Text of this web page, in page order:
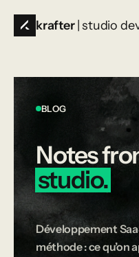
krafter | studio
BLOG
Notes
studio.
Développement
méthode : ce qu’on